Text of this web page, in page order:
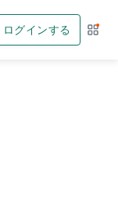
ログインする サー